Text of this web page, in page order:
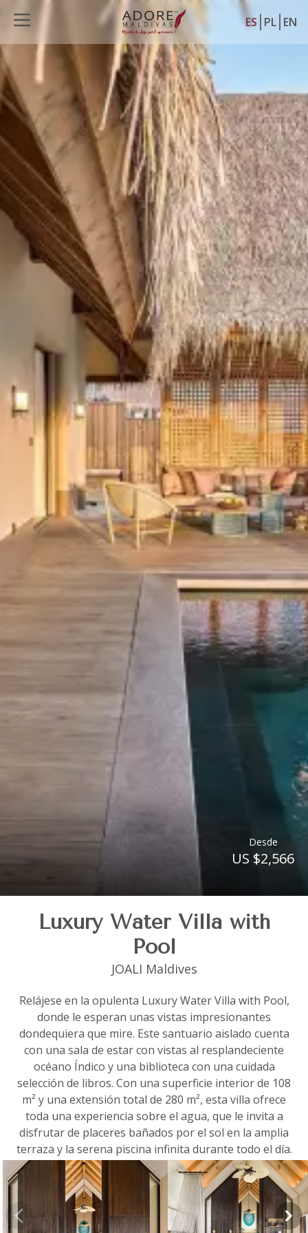
ES PL EN
Desde
US $2,566
Luxury Water Villa with
Pool
JOALI Maldives
Relájese en la opulenta Luxury Water Villa with Pool,
donde le esperan unas vistas impresionantes
dondequiera que mire. Este santuario aislado cuenta
con una sala de estar con vistas al resplandeciente
océano Índico y una biblioteca con una cuidada
selección de libros. Con una superficie interior de 108
m² y una extensión total de 280 m², esta villa ofrece
toda una experiencia sobre el agua, que le invita a
disfrutar de placeres bañados por el sol en la amplia
terraza y la serena piscina infinita durante todo el día.